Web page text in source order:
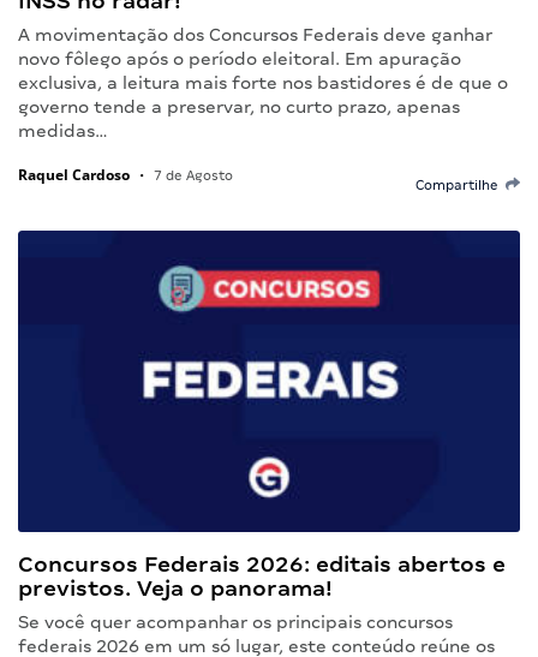
A movimentação dos Concursos Federais deve ganhar
novo fôlego após o período eleitoral. Em apuração
exclusiva, a leitura mais forte nos bastidores é de que o
governo tende a preservar, no curto prazo, apenas
medidas…
Raquel Cardoso • 7 de Agosto
Compartilhe
Concursos Federais 2026: editais abertos e
previstos. Veja o panorama!
Se você quer acompanhar os principais concursos
federais 2026 em um só lugar, este conteúdo reúne os